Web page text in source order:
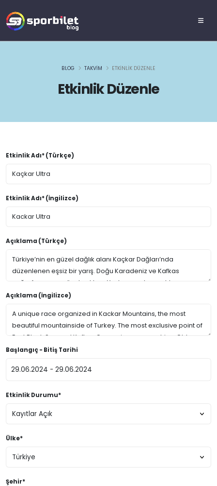
Etkinlik Düzenle
BLOG TAKVIM ETKINLIK DÜZENLE
Etkinlik Adı* (Türkçe)
Etkinlik Adı* (İngilizce)
Açıklama (Türkçe)
Açıklama (İngilizce)
Başlangıç - Bitiş Tarihi
Etkinlik Durumu*
Ülke*
Şehir*